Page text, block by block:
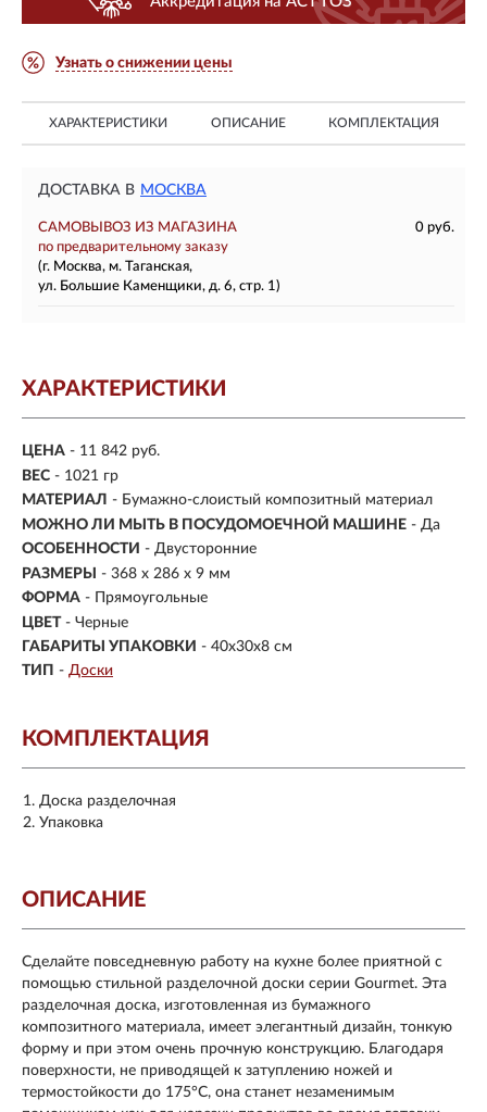
Узнать о снижении цены
ХАРАКТЕРИСТИКИ ОПИСАНИЕ КОМПЛЕКТАЦИЯ
ДОСТАВКА В МОСКВА
САМОВЫВОЗ ИЗ МАГАЗИНА
0 руб.
по предварительному заказу
(г. Москва, м. Таганская,
ул. Большие Каменщики, д. 6, стр. 1)
ХАРАКТЕРИСТИКИ
ЦЕНА - 11 842 руб.
ВЕС - 1021 гр
МАТЕРИАЛ - Бумажно-слоистый композитный материал
МОЖНО ЛИ МЫТЬ В ПОСУДОМОЕЧНОЙ МАШИНЕ - Да
ОСОБЕННОСТИ - Двусторонние
РАЗМЕРЫ
- 368 x 286 x 9 мм
ФОРМА - Прямоугольные
ЦВЕТ - Черные
ГАБАРИТЫ УПАКОВКИ - 40x30x8 см
ТИП - Доски
КОМПЛЕКТАЦИЯ
Доска разделочная
Упаковка
ОПИСАНИЕ
Сделайте повседневную работу на кухне более приятной с
помощью стильной разделочной доски серии Gourmet. Эта
разделочная доска, изготовленная из бумажного
композитного материала, имеет элегантный дизайн, тонкую
форму и при этом очень прочную конструкцию. Благодаря
поверхности, не приводящей к затуплению ножей и
термостойкости до 175°C, она станет незаменимым